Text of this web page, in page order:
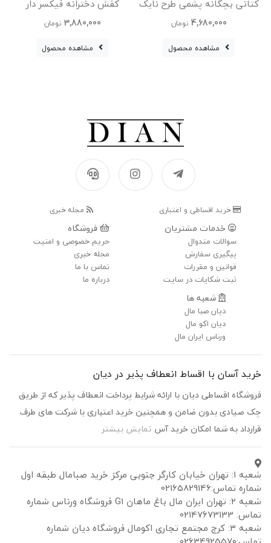
کتانی بچگانه پشمی طرح نایک
Nike Jordan
4,680,000 تومان
مشاهده محصول
کفش دخترانه فیکسر دار
وارداتی
3,880,000 تومان
مشاهده محصول
خرید اقساطی و اعتباری مجله خبری
خدمات مشتریان
سوالات متدوال
پیگیری سفارش
قوانین و مقررات
ثبت شکایات در سایت
فروشگاه
حریم خصوصی و امنیت
مجله خبری
تماس با ما
درباره ما
شعبه ها
دیان صبا مال
دیان اکو مال
ورناس ایران مال
خرید آسان با اقساط انعطاف پذیر در دیان
فروشگاه اقساطی دیان با ارائه شرایط پرداخت انعطاف پذیر که از طریق
چک صیادی بدون ضامن و همچنین خرید اعتباری با شرکت های طرف
قرارداد به شما امکان خرید آس نمایش بیشتر
شعبه ۱: تهران خیابان کارگر جنوبی مرکز خرید صبامال طبقه اول
شماره تماس:02165829146
شعبه ۲: تهران ایران مال باغ ماهان G1 فروشگاه ورناس شماره
تماس: 02147673133
شعبه ۳: کرج مجتمع تجاری اکومال فروشگاه دیان شماره